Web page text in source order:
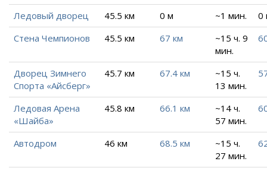
Ледовый дворец
45.5 км 0 м ~1 мин.
0
Стена Чемпионов
45.5 км 67 км
~15 ч. 9
мин.
Дворец Зимнего
Спорта «Айсберг»
45.7 км 67.4 км
~15 ч.
13 мин.
Ледовая Арена
«Шайба»
45.8 км 66.1 км
~14 ч.
57 мин.
Автодром 46 км 68.5 км
~15 ч.
27 мин.